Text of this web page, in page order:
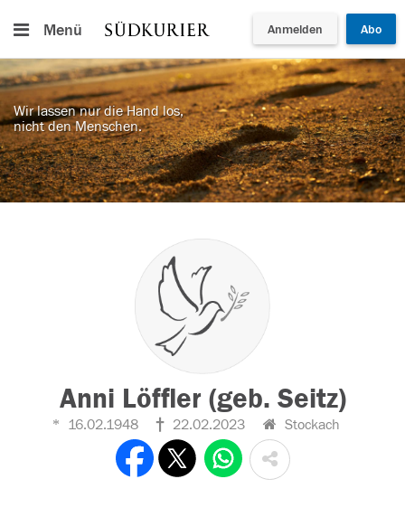
Menü Anmelden Abo
Wir lassen nur die Hand los,
nicht den Menschen.
Anni Löffler (geb. Seitz)
16.02.1948 22.02.2023 Stockach